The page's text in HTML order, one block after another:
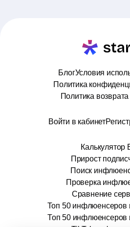
БлогУсловия
Политика
Политика
Войти в кабинет
Калькулятор
Прирост
Поиск
Проверка
Сравнение
Топ 50 инфлюенсеров
Топ 50 инфлюенсеров